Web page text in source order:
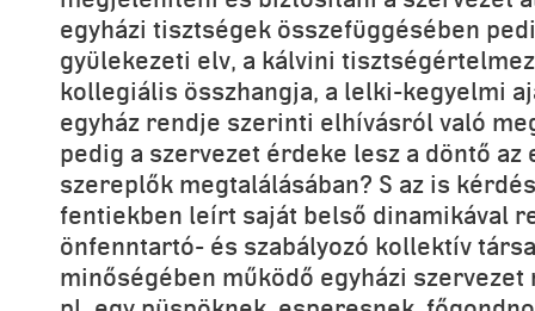
egyházi tisztségek összefüggésében
gyülekezeti elv, a kálvini
kollegiális összhangja, a lelki-kegyelmi
egyház rendje szerinti elhívásról való
pedig a szervezet érdeke lesz a döntő az
szereplők megtalálásában? S az is
fentiekben leírt saját belső dinamikával
önfenntartó- és szabályozó kollektív
minőségében működő egyházi